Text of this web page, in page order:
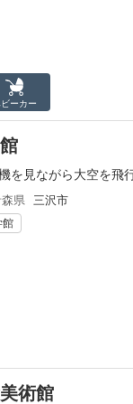
ーカー
を見ながら大空を飛
県 三沢市
館
術館